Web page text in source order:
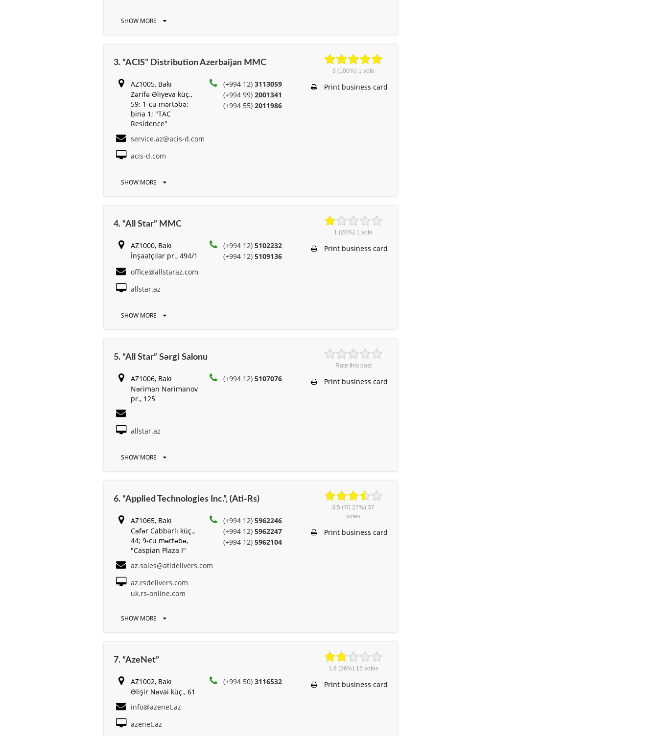
SHOW MORE
3. “ACIS” Distribution Azerbaijan MMC
AZ1005, Bakı
Zərifə Əliyeva küç.,
59; 1-cu mərtəbə;
bina 1; "TAC
Residence"
(+994 12)3113059
(+994 99)2001341
(+994 55)2011986
service.az@acis-d.com
acis-d.com
SHOW MORE
5 (100%) 1 vote
Print business card
4. “All Star” MMC
AZ1000, Bakı
İnşaatçılar pr., 494/1
(+994 12)5102232
(+994 12)5109136
office@allstaraz.com
allstar.az
SHOW MORE
1 (20%) 1 vote
Print business card
5. “All Star” Sərgi Salonu
AZ1006, Bakı
Nəriman Nərimanov
pr., 125
(+994 12)5107076
allstar.az
SHOW MORE
Rate this post
Print business card
6. “Applied Technologies Inc.”, (Ati-Rs)
AZ1065, Bakı
Cəfər Cabbarlı küç.,
44; 9-cu mərtəbə,
"Caspian Plaza I"
(+994 12)5962246
(+994 12)5962247
(+994 12)5962104
az.sales@atidelivers.com
az.rsdelivers.com
uk.rs-online.com
SHOW MORE
3.5 (70.27%)37
votes
Print business card
7. “AzeNet”
AZ1002, Bakı
Əlişir Nəvai küç., 61
(+994 50)3116532
info@azenet.az
azenet.az
1.8 (36%) 15 votes
Print business card